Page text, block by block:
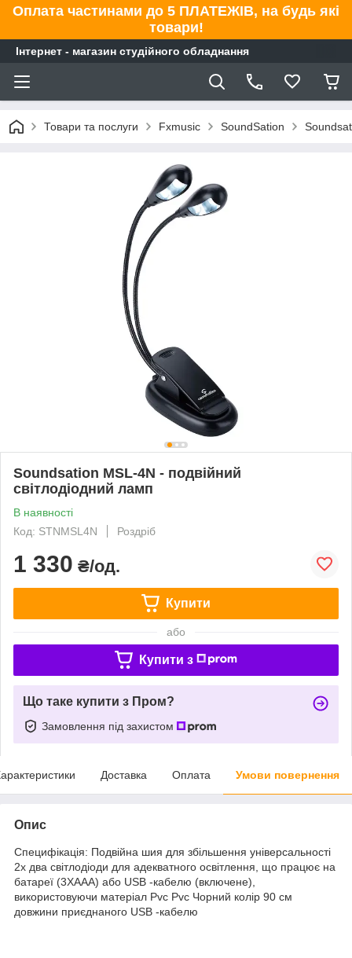
Оплата частинами до 5 ПЛАТЕЖІВ, на будь які
товари!
Інтернет - магазин студійного обладнання
Товари та послуги Fxmusic SoundSation
Soundsation MSL-4N - подвійний
світлодіодний ламп
В наявності
Код: STNMSL4N
Роздріб
1 330 ₴/од.
Купити
або
Купити з
Що таке купити з Пром?
Замовлення під захистом
Доставка Оплата Умови повернення
Опис
Специфікація: Подвійна шия для збільшення універсальності
2х два світлодіоди для адекватного освітлення, що працює на
батареї (3XAAA) або USB -кабелю (включене),
використовуючи матеріал Pvc Pvc Чорний колір 90 см
довжини приєднаного USB -кабелю